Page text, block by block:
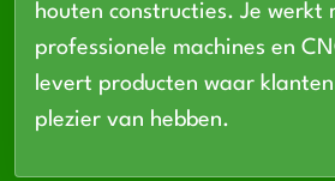
houten constructies. Je werkt
professionele machines en
levert producten waar
plezier van hebben.